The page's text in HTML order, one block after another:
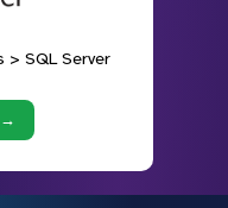
> SQL Server
→